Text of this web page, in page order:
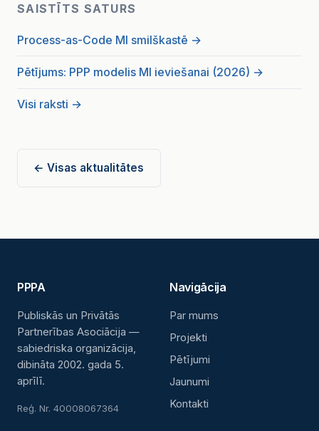
SAISTĪTS SATURS
Process-as-Code MI smilškastē →
Pētījums: PPP modelis MI ieviešanai (2026) →
Visi raksti →
← Visas aktualitātes
PPPA
Publiskās un Privātās
Partnerības Asociācija —
sabiedriska organizācija,
dibināta 2002. gada 5.
aprīlī.
Reģ. Nr. 40008067364
Navigācija
Par mums
Projekti
Pētījumi
Jaunumi
Kontakti